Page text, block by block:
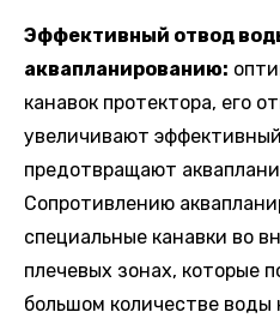
Эффективный отвод
аквапланированию:
канавок протектора, его
увеличивают
предотвращают
Сопротивлению
специальные канавки во
плечевых зонах, которые
большом количестве воды